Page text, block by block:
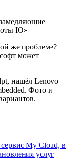
IO»
же проблеме?
может
нашёл Lenovo
Фото и
My Cloud, в
услуг